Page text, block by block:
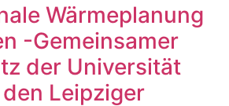
Wärmeplanung
-Gemeinsamer
der Universität
Leipziger